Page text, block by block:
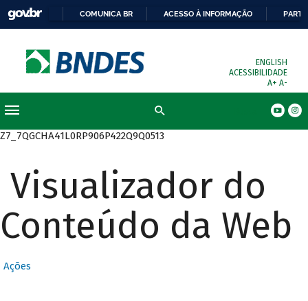
COMUNICA BR ACESSO À INFORMAÇÃO
ENGLISH
ACESSIBILIDADE
A+ A-
Z7_7QGCHA41L0RP906P422Q9Q0513
Visualizador do
Conteúdo da Web
Ações